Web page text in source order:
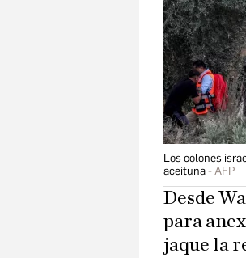
Los colones
aceituna
AFP
Desde
para
jaque la